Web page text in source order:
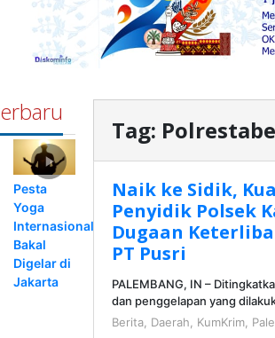
Pesta
Yoga
Internasional
Bakal
Digelar di
Jakarta
Tag:
Naik ke Sidik,
Penyidik Polsek
Dugaan
PT Pusri
PALEMBANG, IN –
dan penggelapan yang
Berita, Daerah, KumKrim,